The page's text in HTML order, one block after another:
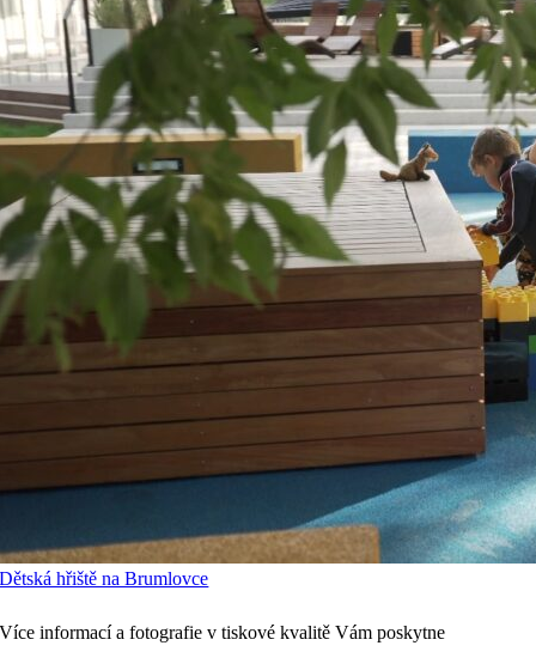
Dětská hřiště na Brumlovce
Více informací a fotografie v tiskové kvalitě Vám poskytne